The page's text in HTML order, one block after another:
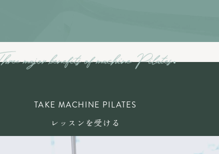
TAKE MACHINE PILATES
レッスンを受ける